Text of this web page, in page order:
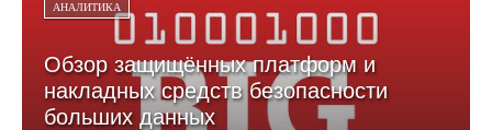
АНАЛИТИКА
Обзор защищённых платформ и
накладных средств безопасности
больших данных